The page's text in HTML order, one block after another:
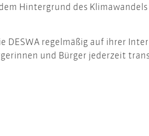
Hintergrund des
regelmäßig auf ihrer
und Bürger jederzeit